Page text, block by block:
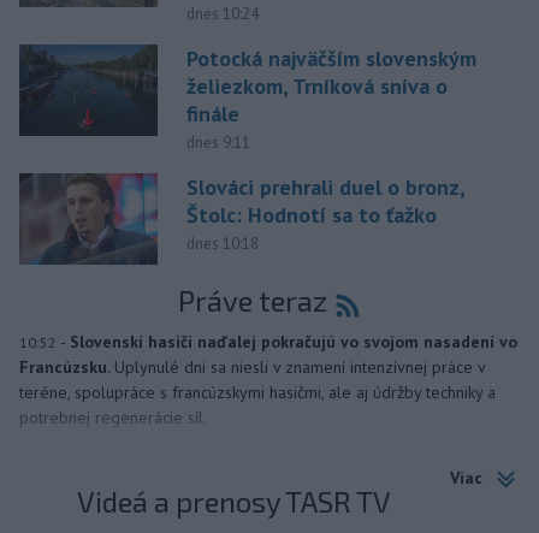
dnes 10:24
Potocká najväčším slovenským
želiezkom, Trníková sníva o
finále
dnes 9:11
Slováci prehrali duel o bronz,
Štolc: Hodnotí sa to ťažko
dnes 10:18
Práve teraz
10:52 - Slovenskí hasiči naďalej pokračujú vo svojom nasadení vo
Francúzsku. Uplynulé dni sa niesli v znamení intenzívnej práce v
teréne, spolupráce s francúzskymi hasičmi, ale aj údržby techniky a
potrebnej regenerácie síl.
Viac
Videá a prenosy TASR TV